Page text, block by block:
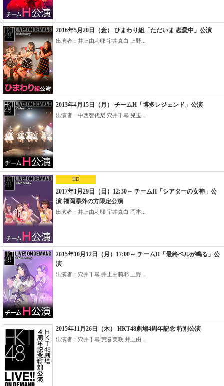
2016年5月20日（金） ひまわり組「ただいま 恋愛中」公演
出演者：井上由莉耶 宇井真白 上野...
2013年4月15日（月） チームH「博多レジェンド」公演
出演者：中西智代梨 穴井千尋 兒玉...
HD
2017年1月29日（日）12:30～ チームH「シアターの女神」公
演 福岡県外の方限定公演
出演者：井上由莉耶 宇井真白 岡本...
2015年10月12日（月）17:00～ チームH「最終ベルが鳴る」公
演
出演者：穴井千尋 井上由莉耶 上野...
2015年11月26日（木） HKT48劇場4周年記念 特別公演
出演者：穴井千尋 荒巻美咲 井上由...